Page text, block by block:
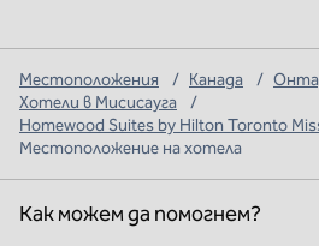
Местоположения / Канада /
Хотели в Мисисауга
/
Homewood Suites by Hilton Toronto
Местоположение на хотела
Как можем да помогнем?